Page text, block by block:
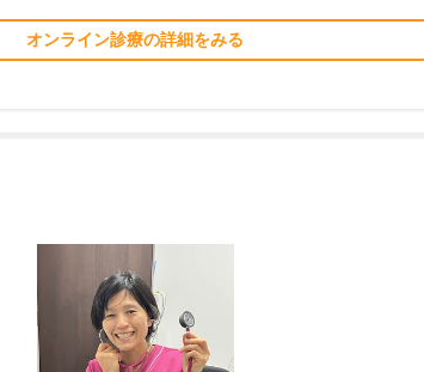
オンライン診療の詳細をみる